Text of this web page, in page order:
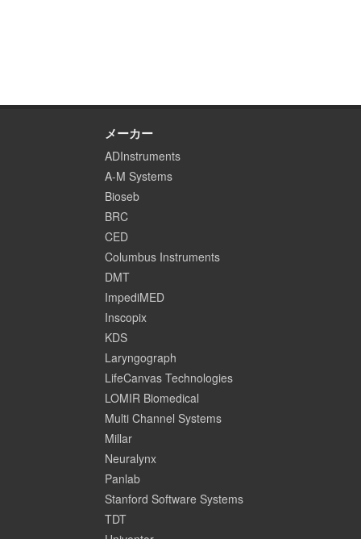
メーカー
ADInstruments
A-M Systems
Bioseb
BRC
CED
Columbus Instruments
DMT
ImpediMED
Inscopix
KDS
Laryngograph
LifeCanvas Technologies
LOMIR Biomedical
Multi Channel Systems
Millar
Neuralynx
Panlab
Stanford Software Systems
TDT